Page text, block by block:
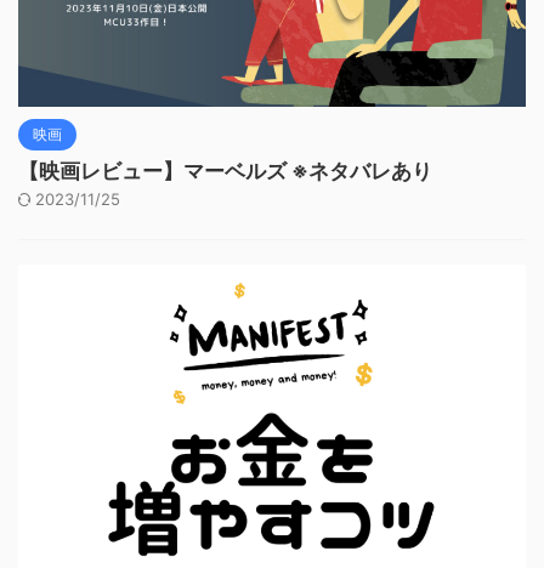
映画
【映画レビュー】マーベルズ ※ネタバレあり
2023/11/25